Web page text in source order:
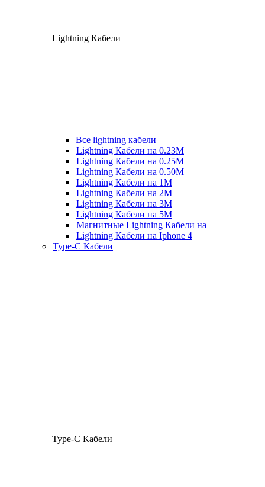
Lightning Кабели
Все lightning кабели
Lightning Кабели на 0.23М
Lightning Кабели на 0.25М
Lightning Кабели на 0.50М
Lightning Кабели на 1М
Lightning Кабели на 2М
Lightning Кабели на 3М
Lightning Кабели на 5М
Магнитные Lightning Кабели на
Lightning Кабели на Iphone 4
Type-C Кабели
Type-C Кабели